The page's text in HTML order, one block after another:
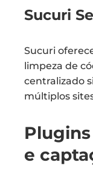
Sucuri
Sucuri
limpeza de
centralizado
múltiplos
e